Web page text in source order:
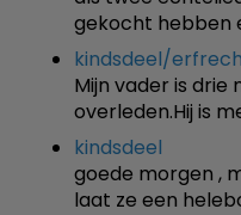
gekocht hebben
kindsdeel/
Mijn vader is drie
overleden.Hij is
kindsdeel
goede morgen ,
laat ze een